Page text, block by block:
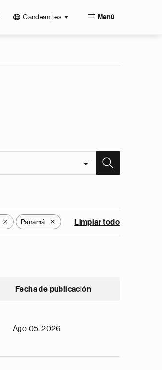
Candean | es Menú
X Panamá X Limpiar todo
Fecha de publicación
Ago 05, 2026